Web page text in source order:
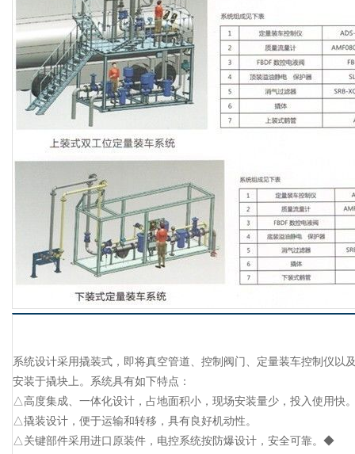
系统设计采用撬装式，即将真空管道、控制阀门、定量装车控制仪以
安装于撬块上。系统具有如下特点：
△高度集成、一体化设计，占地面积小，现场安装量少，投入使用快
△撬装设计，便于运输和转移，具有良好机动性。
△关键部件采用进口原装件，电控系统按防爆设计，安全可靠。◆